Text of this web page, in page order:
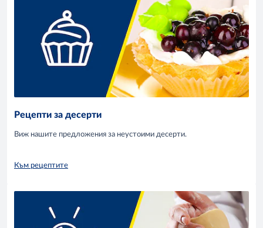
Рецепти за десерти
Виж нашите предложения за неустоими десерти.
Към рецептите